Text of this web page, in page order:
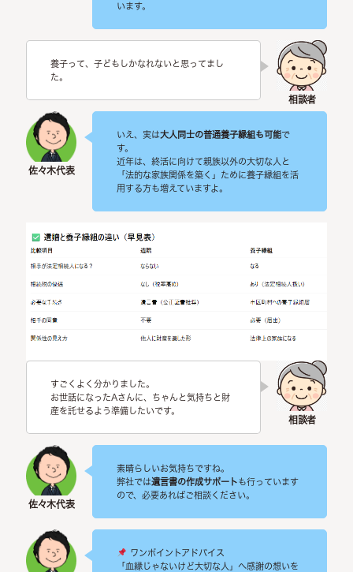
います。
養子って、子どもしかなれないと思ってまし
た。
いえ、実は大人同士の普通養子縁組も可能で
す。
近年は、終活に向けて親族以外の大切な人と
「法的な家族関係を築く」ために養子縁組を活
用する方も増えていますよ。
すごくよく分かりました。
お世話になったAさんに、ちゃんと気持ちと財
産を託せるよう準備したいです。
素晴らしいお気持ちですね。
弊社では遺言書の作成サポートも行っています
ので、必要あればご相談ください。
ワンポイントアドバイス
「血縁じゃないけど大切な人」へ感謝の想いを